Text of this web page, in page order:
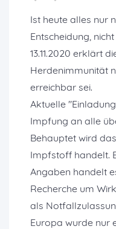
Ist heute alles nur
Entscheidung,
13.11.2020 erklärt
Herdenimmunität
erreichbar sei.
Aktuelle
Impfung an alle
Behauptet wird
Impfstoff handelt.
Angaben handelt
Recherche um
als
Europa wurde nur